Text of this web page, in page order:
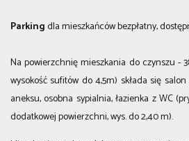
Parkingdla mieszkańców bezpłatny,
Na powierzchnię mieszkania do czynszu -
wysokość sufitów do 4,5m) składa się
aneksu, osobna sypialnia, łazienka z WC
dodatkowej powierzchni, wys. do 2,40 m).